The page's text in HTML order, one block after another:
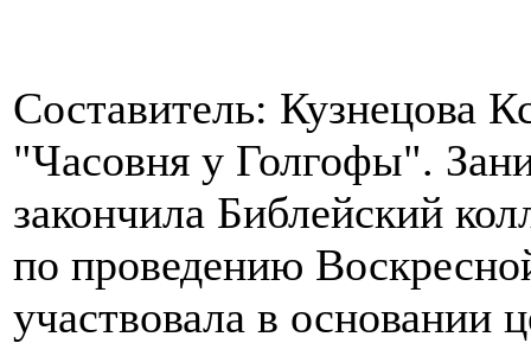
Составитель: Кузнецова
"Часовня у Голгофы".
закончила Библейский
по проведению
участвовала в основании